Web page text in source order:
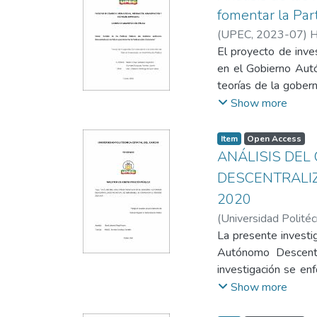
asociaciones de la
MIES. Entre los
del sector textil, el
la participación de
asociaciones, se
falta de apoyo por
acompañamiento
EPS.
fomentar la
(UPEC, 2023-07)
El proyecto de
en el Gobierno
teorías de la
realizaron políticas
exploratorio y
Las variables de
investigación más
efectuaron
un análisis factible
públicas las cuales
desarrollo territorial
Show more
Item Open Access
ANÁLISIS DEL
2020
(Universidad
La presente
Autónomo
investigación se
en la planificación,
Show more